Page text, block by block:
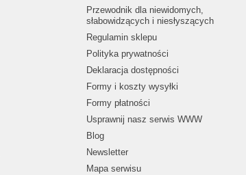
Przewodnik dla niewidomych,
słabowidzących i niesłyszących
Regulamin sklepu
Polityka prywatności
Deklaracja dostępności
Formy i koszty wysyłki
Formy płatności
Usprawnij nasz serwis WWW
Blog
Newsletter
Mapa serwisu